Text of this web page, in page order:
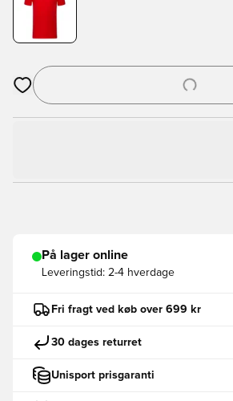
Åbner en Modal til at logge ind eller
På lager online
Leveringstid: 2-4 hverdage
Fri fragt ved køb over 699 kr
30 dages returret
Unisport prisgaranti